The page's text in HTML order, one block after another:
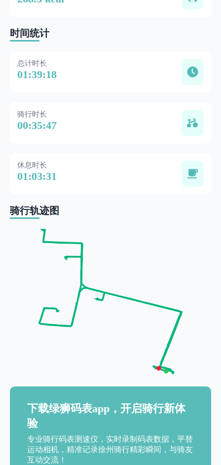
时间统计
总计时长
01:39:18
骑行时长
00:35:47
休息时长
01:03:31
骑行轨迹图
下载绿狮码表app，开启骑行新体
验
专业骑行码表测速仪，实时录制码表数据，平替
运动相机，精准记录徐州骑行精彩瞬间，与骑友
互动交流！